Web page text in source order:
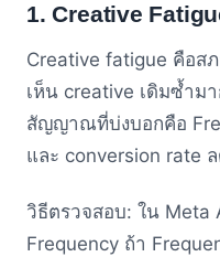
1. Creative
Creative fatigue คือส
เห็น creative เดิมซ้ำม
สัญญาณที่บ่งบอกคือ
และ conversion rate
วิธีตรวจสอบ: ใน
Frequency ถ้า